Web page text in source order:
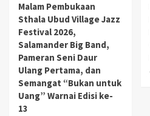
Malam Pembukaan
Sthala Ubud Village Jazz
Festival 2026,
Salamander Big Band,
Pameran Seni Daur
Ulang Pertama, dan
Semangat “Bukan untuk
Uang” Warnai Edisi ke-
13